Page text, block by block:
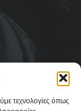
τεχνολογίες όπως